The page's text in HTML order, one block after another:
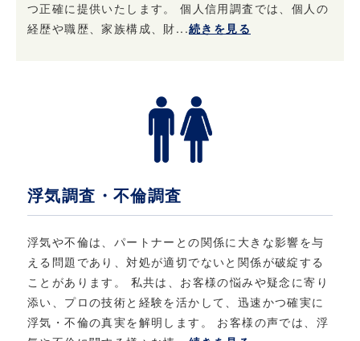
つ正確に提供いたします。 個人信用調査では、個人の
経歴や職歴、家族構成、財...続きを見る
浮気調査・不倫調査
浮気や不倫は、パートナーとの関係に大きな影響を与
える問題であり、対処が適切でないと関係が破綻する
ことがあります。 私共は、お客様の悩みや疑念に寄り
添い、プロの技術と経験を活かして、迅速かつ確実に
浮気・不倫の真実を解明します。 お客様の声では、浮